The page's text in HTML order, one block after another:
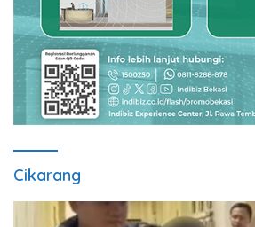
Cikarang